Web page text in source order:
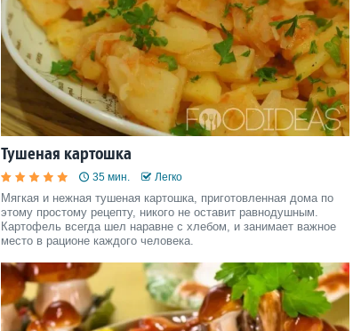
Тушеная картошка
35 мин. Легко
Мягкая и нежная тушеная картошка, приготовленная дома по
этому простому рецепту, никого не оставит равнодушным.
Картофель всегда шел наравне с хлебом, и занимает важное
место в рационе каждого человека.